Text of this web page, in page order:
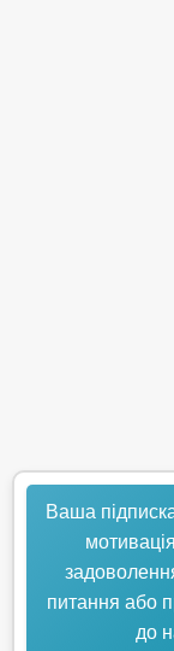
Ваша
питання або
до